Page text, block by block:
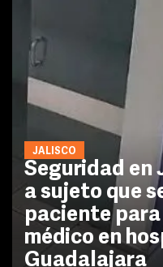
JALISCO
Seguridad en
a sujeto que
paciente
médico en
Guadalajara